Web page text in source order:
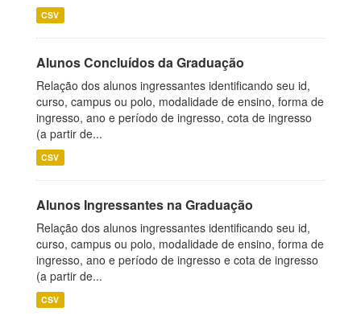
CSV
Alunos Concluídos da Graduação
Relação dos alunos ingressantes identificando seu id,
curso, campus ou polo, modalidade de ensino, forma de
ingresso, ano e período de ingresso, cota de ingresso
(a partir de...
CSV
Alunos Ingressantes na Graduação
Relação dos alunos ingressantes identificando seu id,
curso, campus ou polo, modalidade de ensino, forma de
ingresso, ano e período de ingresso e cota de ingresso
(a partir de...
CSV